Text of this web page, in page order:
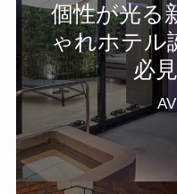
個性が光る
ゃれホテル
必